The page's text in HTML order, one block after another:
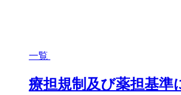
一覧
療担規制及び薬担基準